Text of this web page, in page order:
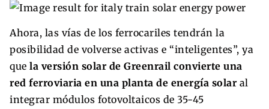
Ahora, las vías de los ferrocariles tendrán la
posibilidad de volverse activas e “inteligentes”, ya
que la versión solar de Greenrail convierte una
red ferroviaria en una planta de energía solaral
integrar módulos fotovoltaicos de 35-45